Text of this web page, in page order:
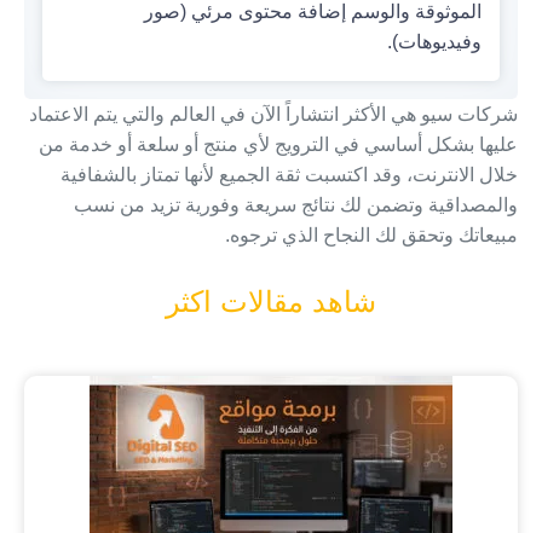
الموثوقة والوسم إضافة محتوى مرئي (صور
وفيديوهات).
شركات سيو هي الأكثر انتشاراً الآن في العالم والتي يتم الاعتماد
عليها بشكل أساسي في الترويج لأي منتج أو سلعة أو خدمة من
خلال الانترنت، وقد اكتسبت ثقة الجميع لأنها تمتاز بالشفافية
والمصداقية وتضمن لك نتائج سريعة وفورية تزيد من نسب
مبيعاتك وتحقق لك النجاح الذي ترجوه.
شاهد مقالات اكثر